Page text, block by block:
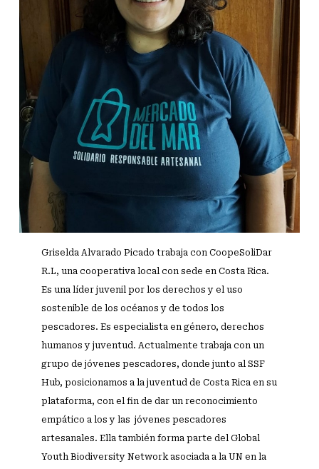
Griselda Alvarado Picado trabaja con CoopeSoliDar
R.L, una cooperativa local con sede en Costa Rica.
Es una líder juvenil por los derechos y el uso
sostenible de los océanos y de todos los
pescadores. Es especialista en género, derechos
humanos y juventud. Actualmente trabaja con un
grupo de jóvenes pescadores, donde junto al SSF
Hub, posicionamos a la juventud de Costa Rica en su
plataforma, con el fin de dar un reconocimiento
empático a los y las jóvenes pescadores
artesanales. Ella también forma parte del Global
Youth Biodiversity Network asociada a la UN en la